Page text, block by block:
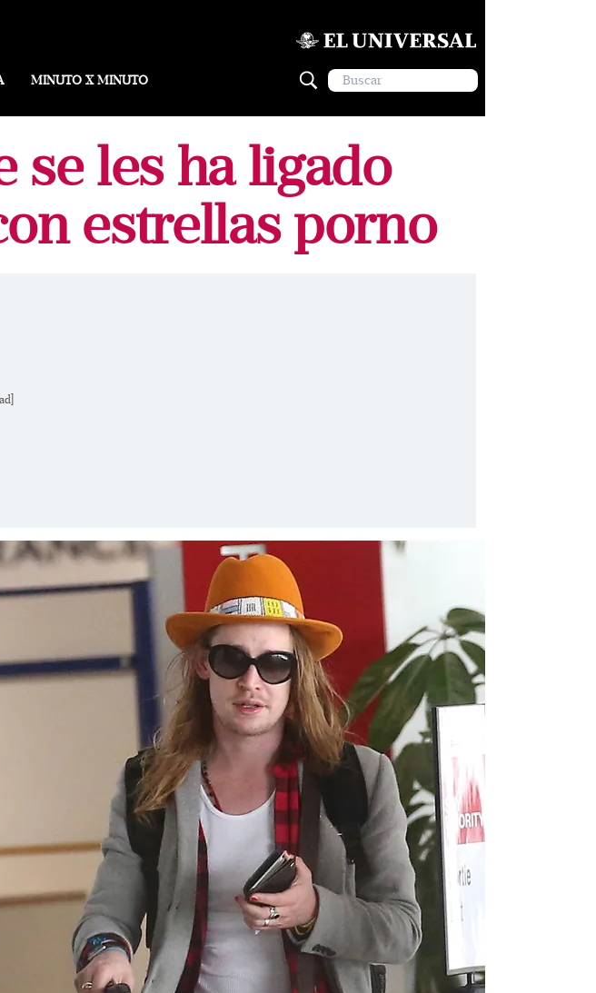
MINUTO X MINUTO
se les ha ligado
estrellas porno